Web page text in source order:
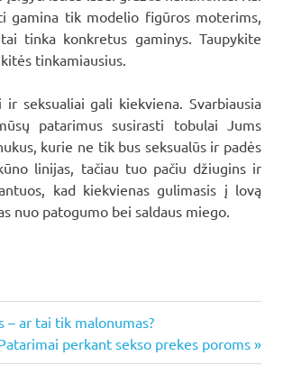
gamina tik modelio figūros moterims,
tinka konkretus gaminys. Taupykite
tinkamiausius.
seksualiai gali kiekviena. Svarbiausia
patarimus susirasti tobulai Jums
kurie ne tik bus seksualūs ir padės
linijas, tačiau tuo pačiu džiugins ir
kad kiekvienas gulimasis į lovą
nuo patogumo bei saldaus miego.
– ar tai tik malonumas?
perkant sekso prekes poroms